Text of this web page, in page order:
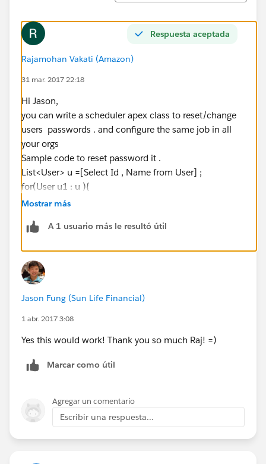
Respuesta aceptada
Rajamohan Vakati (Amazon)
31 mar. 2017 22:18
Hi Jason,
you can write a scheduler apex class to reset/change
users passwords . and configure the same job in all
your orgs
Sample code to reset password it .
List<User> u =[Select Id , Name from User] ;
for(User u1 : u ){
System.resetPassword(
Thanks ,
Mostrar más
A 1 usuario más le resultó útil
Jason Fung (Sun Life Financial)
1 abr. 2017 3:08
Yes this would work! Thank you so much Raj! =)
Marcar como útil
Agregar un comentario
Escribir una respuesta...